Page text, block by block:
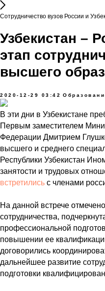
Сотрудничество вузов России и
Узбекистан –
этап
высшего
2020-12-29 03:42
В эти дни в Узбекистане
Первым заместителем
Федерации Дмитрием
высшего и среднего
Республики Узбекистан
занятости и трудовых
встретились с членами
На данной встрече
сотрудничества,
профессиональной
повышении ее
договорились
дальнейшее развитие
подготовки